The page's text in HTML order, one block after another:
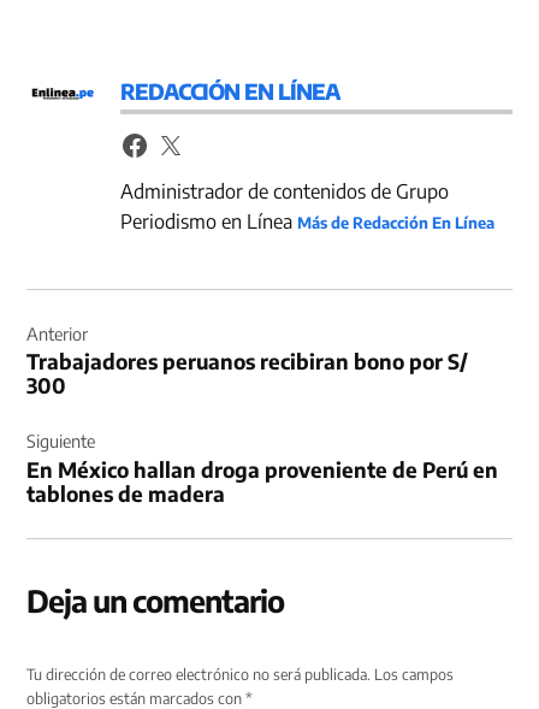
REDACCIÓN EN LÍNEA
Administrador de contenidos de Grupo
Periodismo en LíneaMás de Redacción En Línea
de
entradas
Anterior
Trabajadores peruanos recibiran bono por S/
300
Siguiente
En México hallan droga proveniente de Perú en
tablones de madera
Deja un comentario
Tu dirección de correo electrónico no será publicada. Los campos
obligatorios están marcados con*